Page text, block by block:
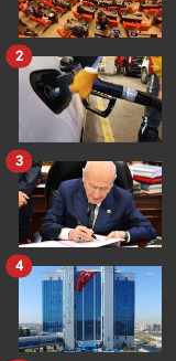
2
3
4